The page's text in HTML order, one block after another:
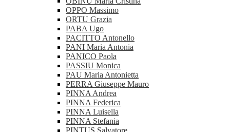
OPPO Massimo
ORTU Grazia
PABA Ugo
PACITTO Antonello
PANI Maria Antonia
PANICO Paola
PASSIU Monica
PAU Maria Antonietta
PERRA Giuseppe Mauro
PINNA Andrea
PINNA Federica
PINNA Luisella
PINNA Stefania